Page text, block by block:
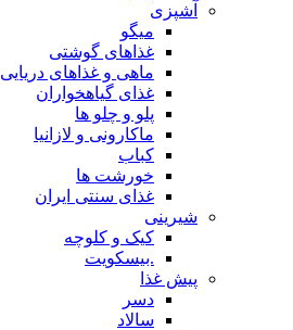
آشپزی
میگو
غذاهای گوشتی
ماهی و غذاهای دریایی
غذای گیاهخواران
پلو و چلو ها
ماکارونی و لازانیا
کباب
خورشت ها
غذای سنتی ایران
شیرینی
کیک و کلوچه
.بیسکویت
پیش غذا
دسر
سالاد